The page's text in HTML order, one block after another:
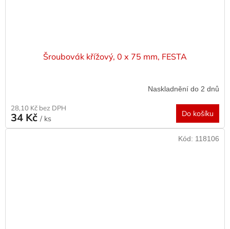
Šroubovák křížový, 0 x 75 mm, FESTA
Naskladnění do 2 dnů
28,10 Kč bez DPH
34 Kč / ks
Do košíku
Kód: 118106